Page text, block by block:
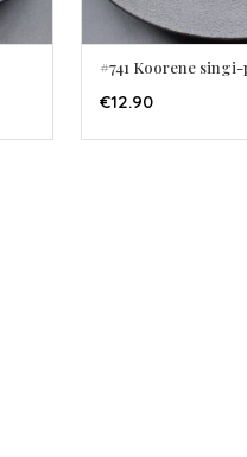
LISA
#741 Koorene
€12.90